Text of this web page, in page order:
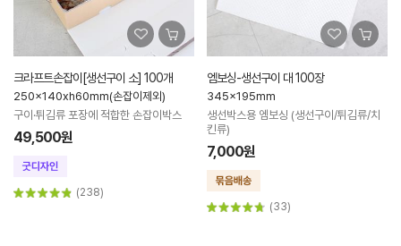
크라프트손잡이[생선구이 소] 100개
250x140xh60mm(손잡이제외)
구이·튀김류 포장에 적합한 손잡이박스
49,500원
(238)
엠보싱-생선구이 대 100장
345x195mm
생선박스용 엠보싱 (생선구이/튀김류/치
킨류)
7,000원
(33)